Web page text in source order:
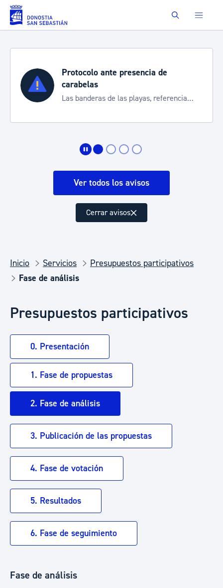
Saltar al contenido principal Buscar
Protocolo ante presencia de
carabelas
Las banderas de las playas, referencia
Ver todos los avisos
Cerrar avisos
Inicio Servicios
Presupuestos participativos
Fase de análisis
Presupuestos participativos
0. Presentación
1. Fase de propuestas
2. Fase de análisis
3. Publicación de las propuestas
4. Fase de votación
5. Resultados
6. Fase de seguimiento
Fase de análisis